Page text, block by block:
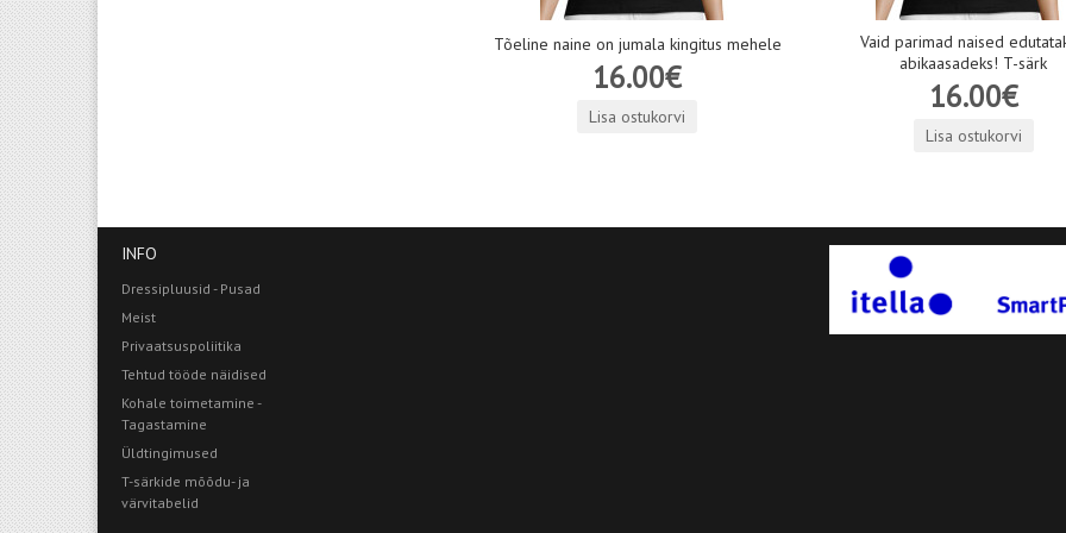
Tõeline naine on jumala kingitus mehele
16.00€
Lisa ostukorvi
Vaid parimad naised
abikaasadeks! T-särk
16.00€
Lisa ostukorvi
INFO
Dressipluusid - Pusad
Meist
Privaatsuspoliitika
Tehtud tööde näidised
Kohale toimetamine -
Tagastamine
Üldtingimused
T-särkide mõõdu- ja
värvitabelid